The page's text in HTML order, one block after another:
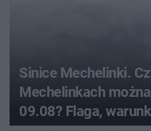
Sinice Mechelinki.
Mechelinkach
09.08? Flaga,